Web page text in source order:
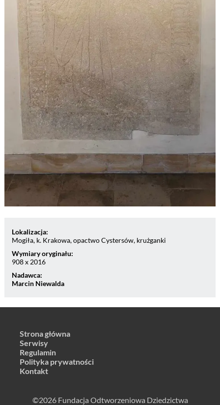
Lokalizacja:
Mogiła, k. Krakowa, opactwo Cystersów, krużganki
Wymiary oryginału:
908 x 2016
Nadawca:
Marcin Niewalda
Strona główna
Serwisy
Regulamin
Polityka prywatności
Kontakt
©2026 Fundacja Odtworzeniowa Dziedzictwa